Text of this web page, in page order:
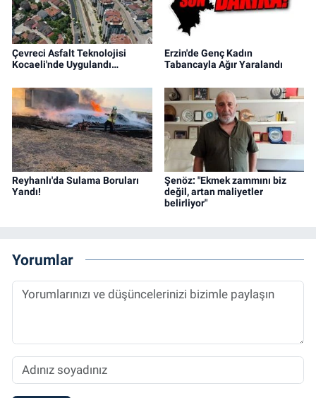
Çevreci Asfalt Teknolojisi
Kocaeli'nde Uygulandı…
Erzin'de Genç Kadın
Tabancayla Ağır Yaralandı
Reyhanlı'da Sulama Boruları
Yandı!
Şenöz: "Ekmek zammını biz
değil, artan maliyetler
belirliyor"
Yorumlar